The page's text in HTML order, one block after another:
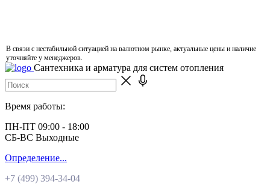
В связи с нестабильной ситуацией на валютном рынке, актуальные цены и наличие
уточняйте у менеджеров.
Сантехника и арматура для систем отопления
Время работы:
ПН-ПТ 09:00 - 18:00
СБ-ВС Выходные
Определение...
+7 (499) 394-34-04